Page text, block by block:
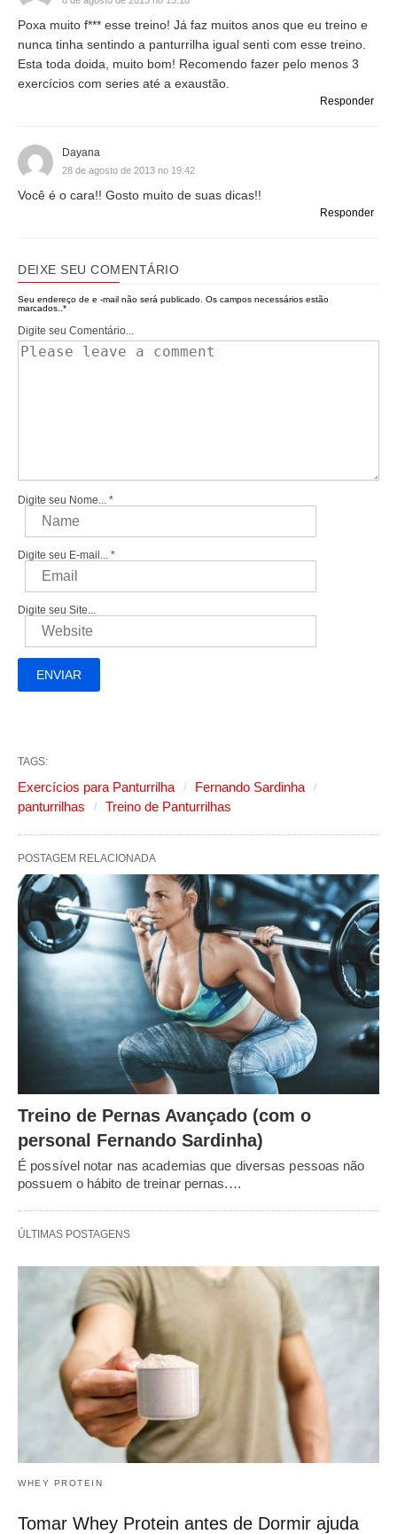
Poxa muito f*** esse treino! Já faz muitos anos que eu treino e
nunca tinha sentindo a panturrilha igual senti com esse treino.
Esta toda doida, muito bom! Recomendo fazer pelo menos 3
exercícios com series até a exaustão.
Responder
Dayana
28 de agosto de 2013 no 19:42
Você é o cara!! Gosto muito de suas dicas!!
Responder
DEIXE SEU COMENTÁRIO
Seu endereço de e -mail não será publicado. Os campos necessários estão
marcados.. *
Digite seu Comentário...
Digite seu Nome... *
Digite seu E-mail... *
Digite seu Site...
TAGS:
Exercícios para Panturrilha
Fernando Sardinha
panturrilhas
Treino de Panturrilhas
POSTAGEM RELACIONADA
Treino de Pernas Avançado (com o
personal Fernando Sardinha)
É possível notar nas academias que diversas pessoas não
possuem o hábito de treinar pernas.…
ÚLTIMAS POSTAGENS
WHEY PROTEIN
Tomar Whey Protein antes de Dormir ajuda